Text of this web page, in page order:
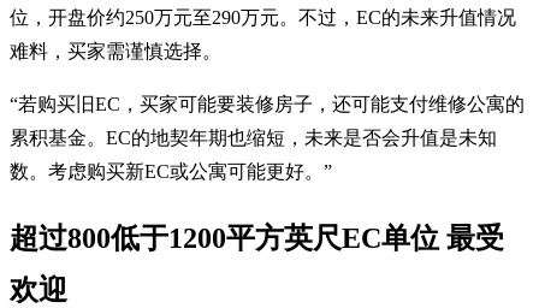
位，开盘价约250万元至290万元。不过，EC的未来升值情况
难料，买家需谨慎选择。
“若购买旧EC，买家可能要装修房子，还可能支付维修公寓的
累积基金。EC的地契年期也缩短，未来是否会升值是未知
数。考虑购买新EC或公寓可能更好。”
超过800低于1200平方英尺EC单位 最受
欢迎